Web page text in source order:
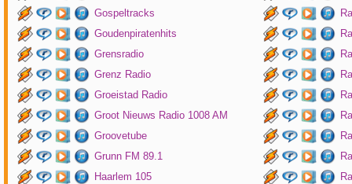
Gospeltracks
Goudenpiratenhits
Grensradio
Grenz Radio
Groeistad Radio
Groot Nieuws Radio 1008 AM
Groovetube
Grunn FM 89.1
Haarlem 105